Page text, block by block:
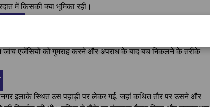
में किसकी क्या भूमिका रही।
चेतन चौधरी ने वारदात को अंजाम देने से पहले टीवी शो 'क्राइम पेट्रोल'
एजेंसियों को गुमराह करने और अपराध के बाद बच निकलने के तरीके
इलाके स्थित उस पहाड़ी पर लेकर गई, जहां कथित तौर पर उसने और